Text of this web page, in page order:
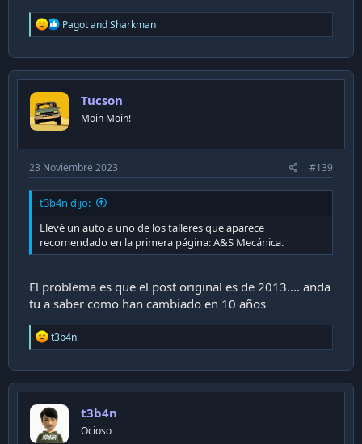
R
e
c
t
n
s
PagotandSharkman
Tucson
Moin Moin!
23 Noviembre 2023 #139
t3b4n dijo:
Llevé un auto a uno de los talleres que aparece
recomendado en la primera página: A&S Mecánica.
El problema es que el post original es de 2013.... anda
tu a saber como han cambiado en 10 años
R
e
c
t
o
n
s
t3b4n
t3b4n
Ocioso